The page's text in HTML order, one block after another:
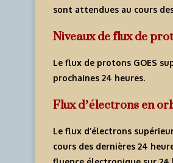
sont attendues au cours
Niveaux de flux de
Le flux de protons GOES
prochaines 24 heures.
Flux d’électrons en
Le flux d’électrons
cours des dernières 24